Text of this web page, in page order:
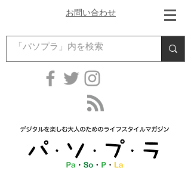
お問い合わせ